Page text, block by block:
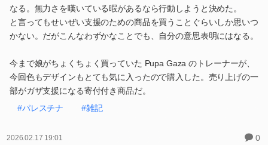
なる。無力さを嘆いている暇があるなら行動しようと決めた。
と言ってもせいぜい支援のための商品を買うことぐらいしか思いつ
かない。だがこんなわずかなことでも、自分の意思表明にはなる。
今まで娘がちょくちょく買っていた Pupa Gaza のトレーナーが、
今回色もデザインもとても気に入ったので購入した。売り上げの一
部がガザ支援になる寄付付き商品だ。
#パレスチナ
#雑記
2026.02.17 19:01 0